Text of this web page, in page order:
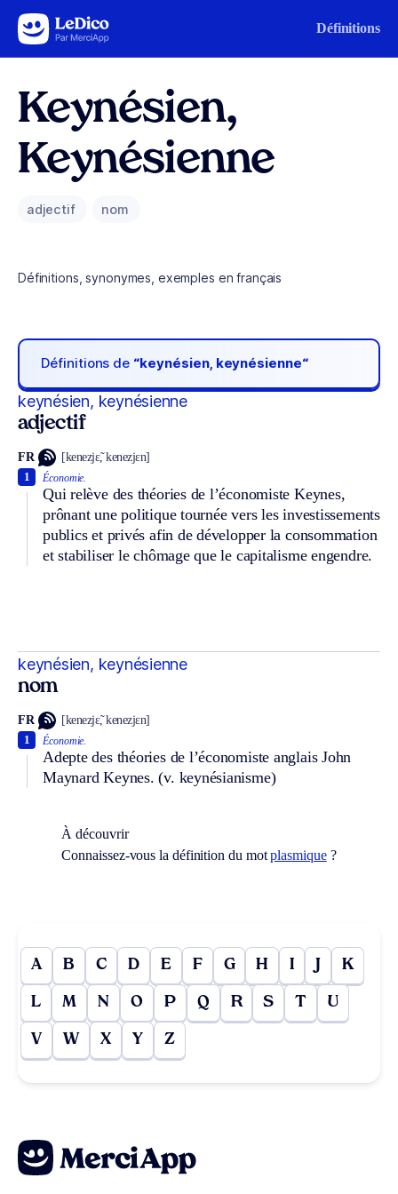
Aller au contenu Définitions
Keynésien,
Keynésienne
adjectif nom
Définitions, synonymes, exemples en français
Définitions de “keynésien, keynésienne“
keynésien, keynésienne
adjectif
FR [kenezjɛ̃, kenezjɛn]
Économie.
Qui relève des théories de l’économiste Keynes,
prônant une politique tournée vers les investissements
publics et privés afin de développer la consommation
et stabiliser le chômage que le capitalisme engendre.
1
keynésien, keynésienne
nom
FR [kenezjɛ̃, kenezjɛn]
Économie.
Adepte des théories de l’économiste anglais John
Maynard Keynes.(v. keynésianisme)
1
À découvrir
Connaissez-vous la définition du motplasmique?
A B C D E F G H I J K
L M N O P Q R S T U
V W X Y Z